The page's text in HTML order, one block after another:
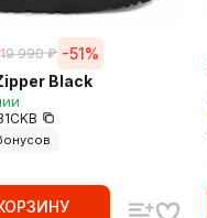
19 990 ₽ -51%
Black